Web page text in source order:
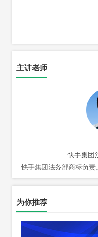
主讲老师
快手集团
快手集团法务部商标负责
为你推荐